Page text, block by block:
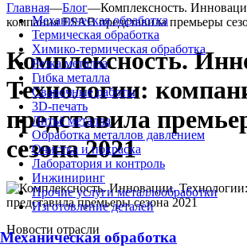
Механическая обработка
Термическая обработка
Химико-термическая обработка
Резка металла
Гибка металла
Сварочные работы
3D-печать
Литьё металла
Обработка металлов давлением
Очистка и покраска
Лаборатория и контроль
Инжиниринг
Прочие услуги металлообработки
Изготовление деталей
Механическая обработка
Главная—Блог—Комплексность.
компания ESAB представила премьеры
Комплексность.
Технологии:
представила
сезона 2021
Новости отрасли